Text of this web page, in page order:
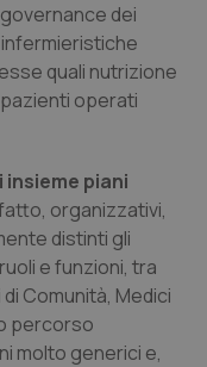
dei
quali nutrizione
operati
insieme piani
organizzativi,
distinti gli
e funzioni, tra
Comunità, Medici
percorso
molto generici e,